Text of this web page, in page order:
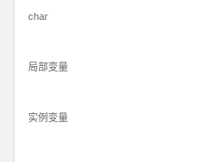
char
局部变量
实例变量